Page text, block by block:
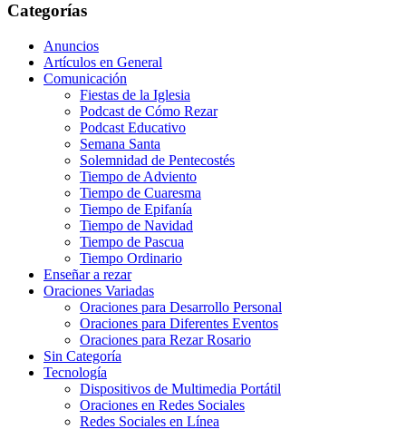
Categorías
Anuncios
Artículos en General
Comunicación
Fiestas de la Iglesia
Podcast de Cómo Rezar
Podcast Educativo
Semana Santa
Solemnidad de Pentecostés
Tiempo de Adviento
Tiempo de Cuaresma
Tiempo de Epifanía
Tiempo de Navidad
Tiempo de Pascua
Tiempo Ordinario
Enseñar a rezar
Oraciones Variadas
Oraciones para Desarrollo Personal
Oraciones para Diferentes Eventos
Oraciones para Rezar Rosario
Sin Categoría
Tecnología
Dispositivos de Multimedia Portátil
Oraciones en Redes Sociales
Redes Sociales en Línea